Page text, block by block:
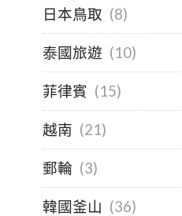
日本鳥取 (8)
泰國旅遊 (10)
菲律賓 (15)
越南 (21)
郵輪 (3)
韓國釜山 (36)